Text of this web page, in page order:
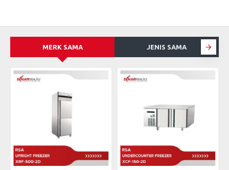
MERK SAMA JENIS SAMA